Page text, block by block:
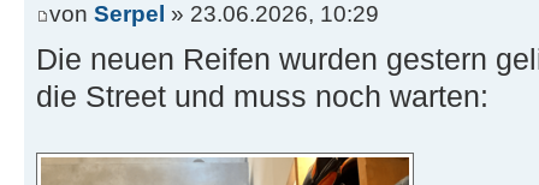
von Serpel » 23.06.2026, 10:29
Die neuen Reifen wurden gestern
die Street und muss noch warten: